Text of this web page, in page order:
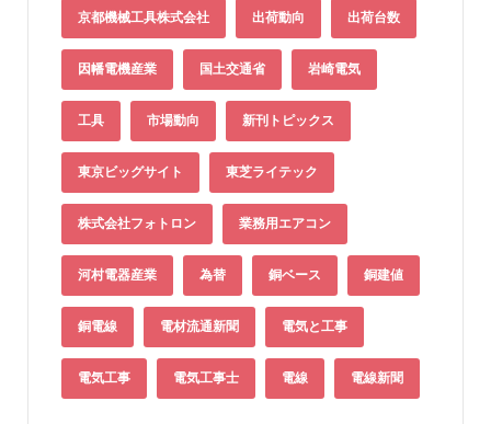
京都機械工具株式会社 出荷動向 出荷台数
因幡電機産業 国土交通省 岩崎電気
工具 市場動向 新刊トピックス
東京ビッグサイト 東芝ライテック
株式会社フォトロン 業務用エアコン
河村電器産業 為替 銅ベース 銅建値
銅電線 電材流通新聞 電気と工事
電気工事 電気工事士 電線 電線新聞